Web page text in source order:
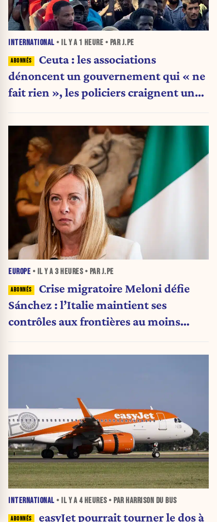
INTERNATIONAL • IL Y A 1 HEURE • PAR J.PE
Ceuta : les associations
dénoncent un gouvernement qui « ne
fait rien », les policiers craignent une
EUROPE • IL Y A 3 HEURES• PAR J.PE
Crise migratoire Meloni défie
Sánchez : l’Italie maintient ses
contrôles aux frontières au moins
INTERNATIONAL • IL Y A 4 HEURES• PAR HARRISON DU BUS
easyJet pourrait tourner le dos à